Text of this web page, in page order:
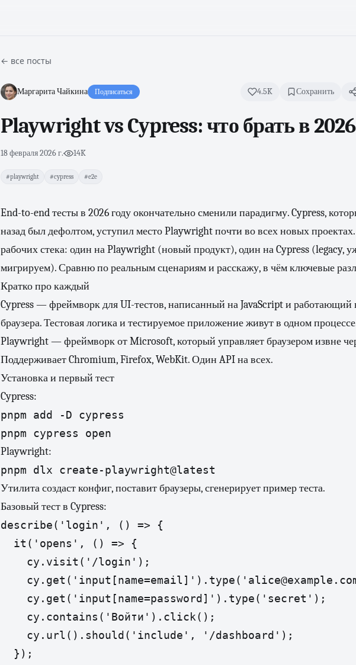
← все посты
Маргарита Чайкина Подписаться 4.5K Сохранить
Playwright vs Cypress: что брать в 2026
18 февраля 2026 г.· 14K
#playwright #cypress #e2e
End-to-end тесты в 2026 году окончательно сменили парадигму. Cypress,
назад был дефолтом, уступил место Playwright почти во всех новых
рабочих стека: один на Playwright (новый продукт), один на Cypress (legacy,
мигрируем). Сравню по реальным сценариям и расскажу, в чём ключевые
Кратко про каждый
Cypress — фреймворк для UI-тестов, написанный на JavaScript и работающий
браузера. Тестовая логика и тестируемое приложение живут в одном
Playwright — фреймворк от Microsoft, который управляет браузером извне
Поддерживает Chromium, Firefox, WebKit. Один API на всех.
Установка и первый тест
Cypress:
pnpm add -D cypress
pnpm cypress open
Playwright:
pnpm dlx create-playwright@latest
Утилита создаст конфиг, поставит браузеры, сгенерирует пример теста.
Базовый тест в Cypress:
describe('login', () => {
  it('opens', () => {
    cy.visit('/login');
    cy.get('input[name=password]').type('secret');
    cy.contains('Войти').click();
    cy.url().should('include', '/dashboard');
  });